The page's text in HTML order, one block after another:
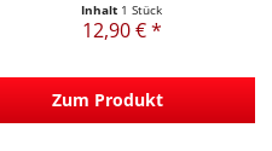
Inhalt 1 Stück
12,90 € *
Zum Produkt